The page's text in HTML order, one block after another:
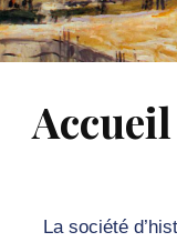
Accueil
La société